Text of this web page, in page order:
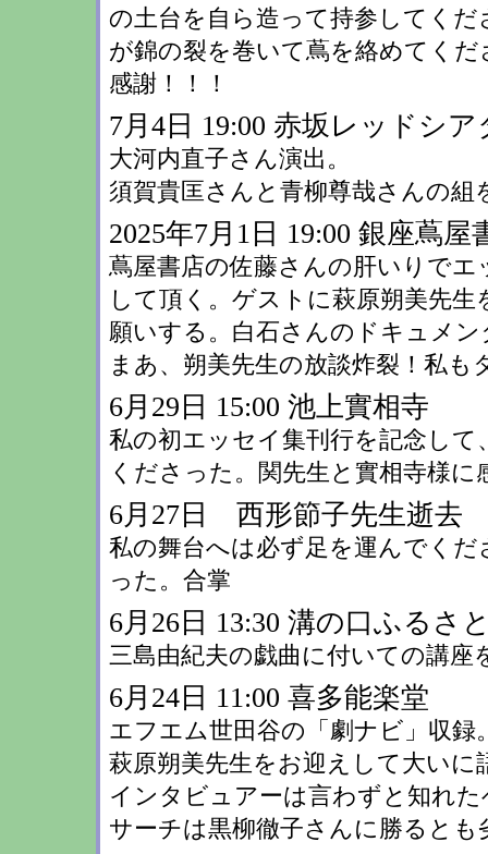
の土台を自ら造って持参してく
が錦の裂を巻いて蔦を絡めてく
感謝！！！
7月4日 19:00 赤坂レッドシ
大河内直子さん演出。
須賀貴匡さんと青柳尊哉さんの
2025年7月1日 19:00 銀座蔦屋
蔦屋書店の佐藤さんの肝いりで
して頂く。ゲストに萩原朔美先
願いする。白石さんのドキュメ
まあ、朔美先生の放談炸裂！私も
6月29日 15:00 池上實相寺
私の初エッセイ集刊行を記念し
くださった。関先生と實相寺様に
6月27日 西形節子先生逝去
私の舞台へは必ず足を運んでく
った。合掌
6月26日 13:30 溝の口ふるさ
三島由紀夫の戯曲に付いての講座
6月24日 11:00 喜多能楽堂
エフエム世田谷の「劇ナビ」収録
萩原朔美先生をお迎えして大い
インタビュアーは言わずと知れ
サーチは黒柳徹子さんに勝るとも